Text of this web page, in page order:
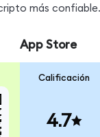
más confiable.
App Store
Calificación
4.7